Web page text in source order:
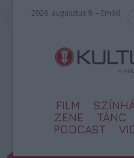
2026. augusztus 9. – Emőd
FILM
ZENE
TÁNC
PODCAST